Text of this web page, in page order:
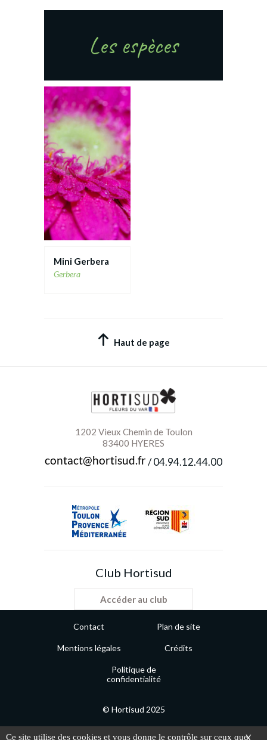
Les espèces
Mini Gerbera
Gerbera
Haut de page
1202 Vieux Chemin de Toulon
83400 HYERES
/04.94.12.44.00
Club Hortisud
Accéder au club
Contact Plan de site
Mentions légales Crédits
Politique de
confidentialité
© Hortisud 2025
X
Ce site utilise des cookies et vous donne le contrôle sur ceux que